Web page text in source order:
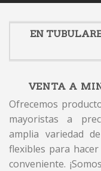
EN
VENTA A
Ofrecemos
mayoristas a
amplia variedad
flexibles para
conveniente.